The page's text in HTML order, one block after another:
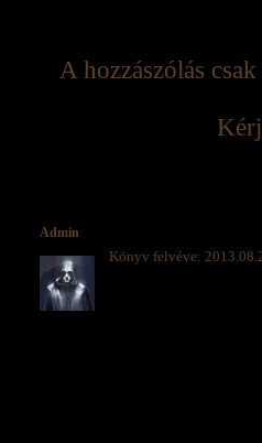
A hozzászólás
Admin
Könyv felvéve: